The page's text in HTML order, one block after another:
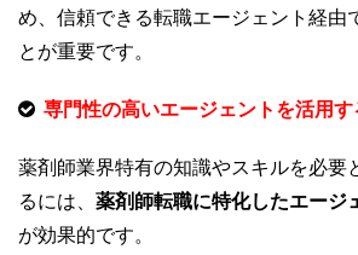
め、信頼できる転職エージェント経由
とが重要です。
専門性の高いエージェントを活用す
薬剤師業界特有の知識やスキルを必要
るには、 薬剤師転職に特化したエージ
が効果的です。